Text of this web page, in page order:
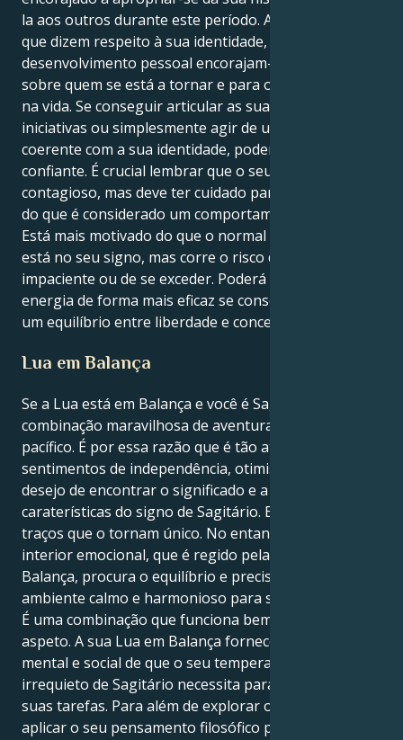
la aos outros durante este período. As perguntas
que dizem respeito à sua identidade, orientação e
desenvolvimento pessoal encorajam-no a refletir
sobre quem se está a tornar e para onde pretende ir
na vida. Se conseguir articular as suas ideias, tomar
iniciativas ou simplesmente agir de uma forma
coerente com a sua identidade, poderá sentir-se mais
confiante. É crucial lembrar que o seu entusiasmo é
contagioso, mas deve ter cuidado para evitar ir além
do que é considerado um comportamento adequado.
Está mais motivado do que o normal quando o Sol
está no seu signo, mas corre o risco de se tornar
impaciente ou de se exceder. Poderá utilizar a sua
energia de forma mais eficaz se conseguir encontrar
um equilíbrio entre liberdade e concentração.
Lua em Balança
Se a Lua está em Balança e você é Sagitário, é uma
combinação maravilhosa de aventura selvagem e ar
pacífico. É por essa razão que é tão atraente. Fortes
sentimentos de independência, otimismo e um
desejo de encontrar o significado e a verdade são
caraterísticas do signo de Sagitário. Estes são os
traços que o tornam único. No entanto, o seu mundo
interior emocional, que é regido pela Lua e por
Balança, procura o equilíbrio e precisa de um
ambiente calmo e harmonioso para se sentir seguro.
É uma combinação que funciona bem e tem bom
aspeto. A sua Lua em Balança fornece a estrutura
mental e social de que o seu temperamento
irrequieto de Sagitário necessita para realizar as
suas tarefas. Para além de explorar o mundo, poderá
aplicar o seu pensamento filosófico para descobrir